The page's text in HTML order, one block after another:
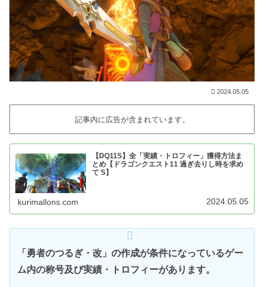
2024.05.05
記事内に広告が含まれています。
【DQ11S】全「実績・トロフィー」獲得方法ま
とめ【ドラゴンクエスト11 過ぎ去りし時を求め
て S】
kurimallons.com 2024.05.05
「勇者のつるぎ・改」の作成が条件になっているゲー
ム内の称号及び実績・トロフィーがあります。